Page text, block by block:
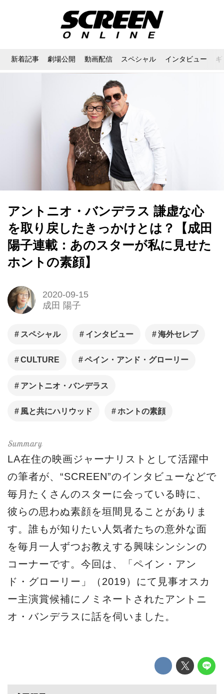
新着記事 劇場公開 動画配信 スペシャル インタビュー
アントニオ・バンデラス 謙虚な心
を取り戻したきっかけとは？【成田
陽子連載：あのスターが私に見せた
ホントの素顔】
2020-09-15
成田 陽子
スペシャル インタビュー 海外セレブ
CULTURE ペイン・アンド・グローリー
アントニオ・バンデラス
風と共にハリウッド ホントの素顔
LA在住の映画ジャーナリストとして活躍中
の筆者が、“SCREEN”のインタビューなどで
毎月たくさんのスターに会っている時に、
彼らの思わぬ素顔を垣間見ることがありま
す。誰もが知りたい人気者たちの意外な面
を毎月一人ずつお教えする興味シンシンの
コーナーです。今回は、「ペイン・アン
ド・グローリー」（2019）にて見事オスカ
ー主演賞候補にノミネートされたアントニ
オ・バンデラスに話を伺いました。